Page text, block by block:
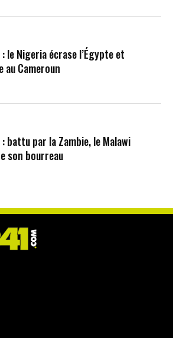
le Nigeria écrase l’Égypte et
au Cameroun
battu par la Zambie, le Malawi
son bourreau